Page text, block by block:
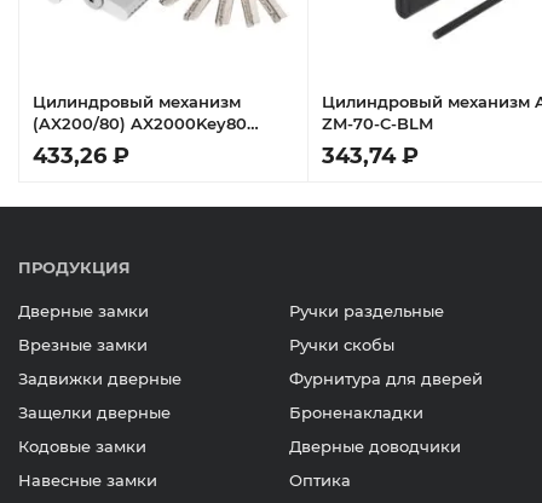
Цилиндровый механизм
(AX200/80) AX2000Key80
(35+10+35) CP хром
433,26 ₽
Цилиндровый механизм
ZM-70-C-BLM
343,74 ₽
ПРОДУКЦИЯ
Дверные замки
Врезные замки
Задвижки дверные
Защелки дверные
Кодовые замки
Навесные замки
Ручки раздельные
Ручки скобы
Фурнитура для дверей
Броненакладки
Дверные доводчики
Оптика